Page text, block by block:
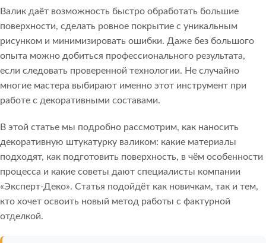
Валик даёт возможность быстро обработать большие
поверхности, сделать ровное покрытие с уникальным
рисунком и минимизировать ошибки. Даже без большого
опыта можно добиться профессионального результата,
если следовать проверенной технологии. Не случайно
многие мастера выбирают именно этот инструмент при
работе с декоративными составами.
В этой статье мы подробно рассмотрим, как наносить
декоративную штукатурку валиком: какие материалы
подходят, как подготовить поверхность, в чём особенности
процесса и какие советы дают специалисты компании
«Эксперт-Деко». Статья подойдёт как новичкам, так и тем,
кто хочет освоить новый метод работы с фактурной
отделкой.